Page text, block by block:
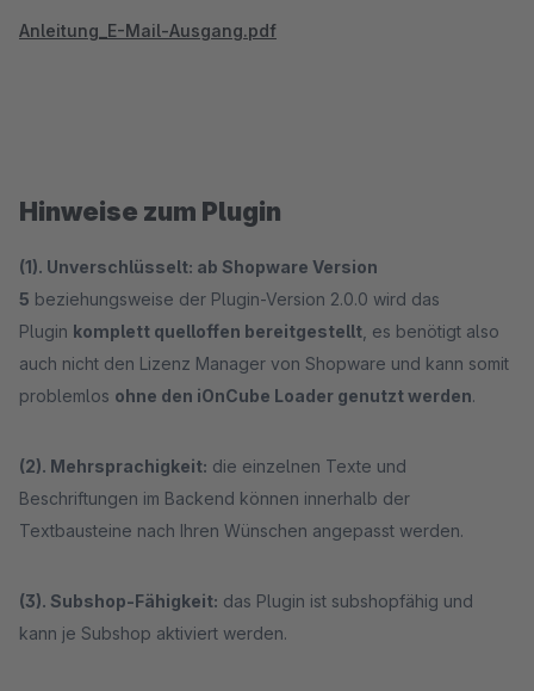
Anleitung_E-Mail-Ausgang.pdf
Hinweise zum Plugin
(1). Unverschlüsselt: ab Shopware Version
5 beziehungsweise der Plugin-Version 2.0.0 wird das
Plugin komplett quelloffen bereitgestellt , es benötigt also
auch nicht den Lizenz Manager von Shopware und kann somit
problemlos ohne den iOnCube Loader genutzt werden.
(2). Mehrsprachigkeit: die einzelnen Texte und
Beschriftungen im Backend können innerhalb der
Textbausteine nach Ihren Wünschen angepasst werden.
(3). Subshop-Fähigkeit: das Plugin ist subshopfähig und
kann je Subshop aktiviert werden.